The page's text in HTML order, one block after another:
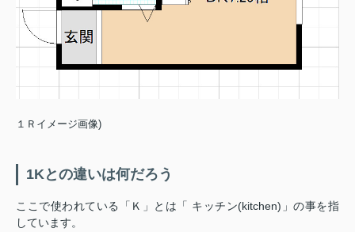
１Ｒイメージ画像)
1Kとの違いは何だろう
ここで使われている「Ｋ」とは「 キッチン(kitchen)」の事を指
しています。